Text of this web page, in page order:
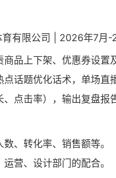
育有限公司 | 2026年7月-
品上下架、优惠券设置
话题优化话术，单场直
点击率），输出复盘报
、转化率、销售额等。
营、设计部门的配合。